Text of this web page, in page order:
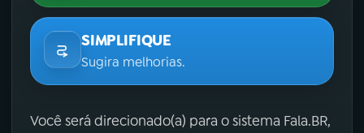
SIMPLIFIQUE
Sugira melhorias.
Você será direcionado(a) para o sistema Fala.BR,